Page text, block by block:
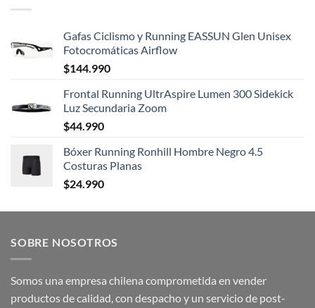
Gafas Ciclismo y Running EASSUN Glen Unisex
Fotocromáticas Airflow
$144.990
Frontal Running UltrAspire Lumen 300 Sidekick
Luz Secundaria Zoom
$44.990
Bóxer Running Ronhill Hombre Negro 4.5
Costuras Planas
$24.990
SOBRE NOSOTROS
Somos una empresa chilena comprometida en vender
productos de calidad, con despacho y un servicio de post-